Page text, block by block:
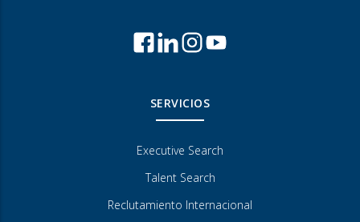
SERVICIOS
Executive Search
Talent Search
Reclutamiento Internacional